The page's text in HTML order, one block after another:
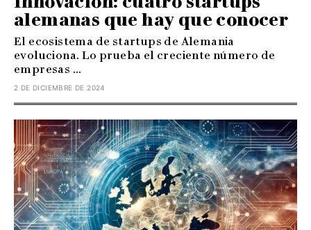
alemanas que hay que conocer
El ecosistema de startups de Alemania
evoluciona. Lo prueba el creciente número de
empresas ...
2 DE DICIEMBRE DE 2024